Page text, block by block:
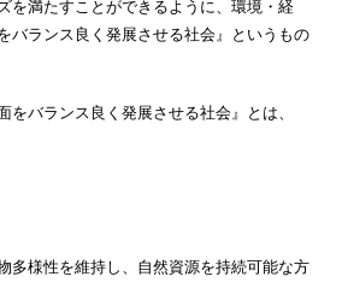
を満たすことができるように、環境・経
バランス良く発展させる社会』というもの
をバランス良く発展させる社会』とは、
多様性を維持し、自然資源を持続可能な方